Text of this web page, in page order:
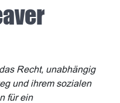
Recht, unabhängig
und ihrem sozialen
für ein